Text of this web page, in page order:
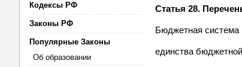
Кодексы РФ
Законы РФ
Популярные Законы
Об образовании
Статья 28.
Бюджетная система
единства